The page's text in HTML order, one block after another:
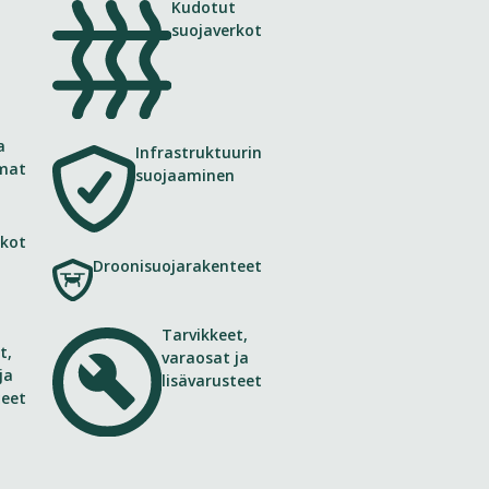
Kudotut
suojaverkot
Infrastruktuurin
suojaaminen
Droonisuojarakenteet
Tarvikkeet,
varaosat ja
lisävarusteet